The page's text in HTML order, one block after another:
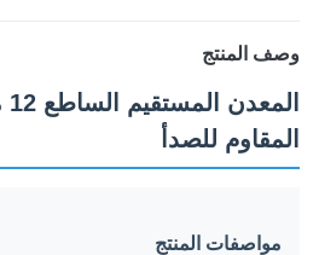
المنتج
المعدن
للصدأ
مواصفات المنتج